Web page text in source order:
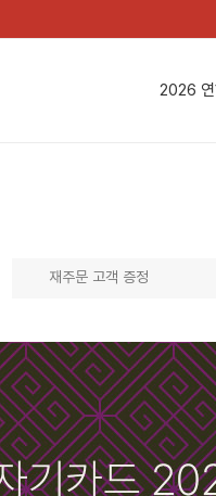
2026
재주문 고객 증정